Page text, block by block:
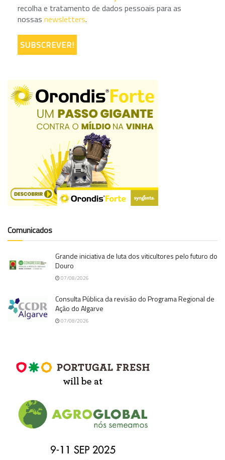
recolha e tratamento de dados pessoais para as
nossas newsletters.
Comunicados
Grande iniciativa de luta dos viticultores pelo futuro do
Douro
07/08/2026
Consulta Pública da revisão do Programa Regional de
Ação do Algarve
07/08/2026